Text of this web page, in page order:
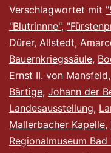
Verschlagwortet mit
"Blutrinnne",
Dürer, Allstedt,
Bauernkriegssäule,
Ernst II. von Mansfeld,
Bärtige, Johann der
Landesausstellung,
Mallerbacher Kapelle,
Regionalmuseum Bad